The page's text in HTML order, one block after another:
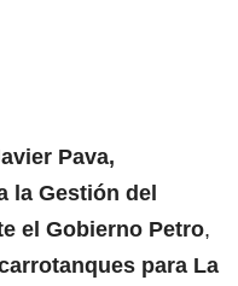
Pava,
la Gestión del
el Gobierno Petro,
para La